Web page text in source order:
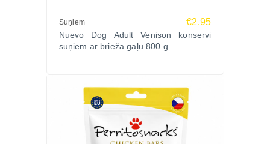
Suņiem €2.95
Nuevo Dog Adult Venison konservi
suņiem ar brieža gaļu 800 g